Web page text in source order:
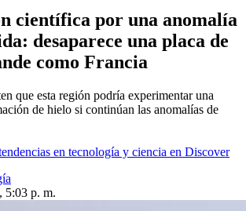
científica por una anomalía
desaparece una placa de
como Francia
que esta región podría experimentar una
de hielo si continúan las anomalías de
en tecnología y ciencia en Discover
5:03 p. m.